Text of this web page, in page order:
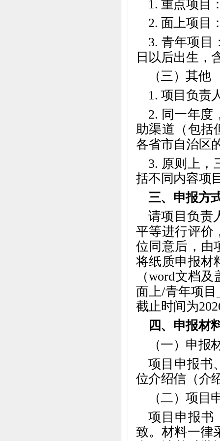
1. 重点项目
2. 面上项目
3. 青年项目
日以后出生，
（三）其他
1. 项目负责
2. 同一年度
助渠道（包括
各省市自治区
3. 原则上，
括不同内容项
三、申报方
请项目负责
平等进行评价
位同意后，由
将纸质申报材
（word文档
面上/青年项
截止时间为
四、申报材
（一）申报
项目申报书
位介绍信（介
（二）项目
项目申报书
致。材料一律